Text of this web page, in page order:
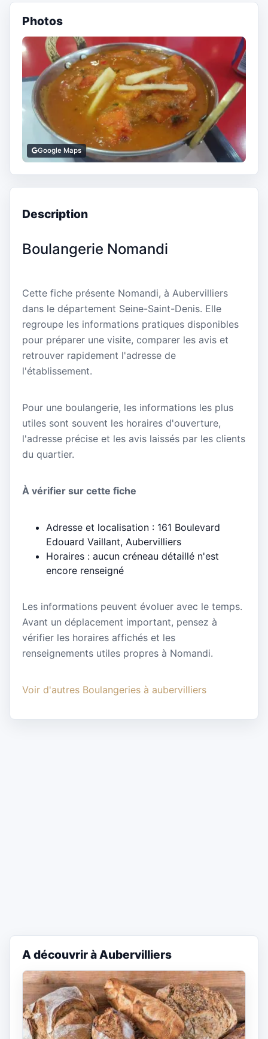
Photos
Google Maps
Description
Boulangerie Nomandi
Cette fiche présente Nomandi, à Aubervilliers
dans le département Seine-Saint-Denis. Elle
regroupe les informations pratiques disponibles
pour préparer une visite, comparer les avis et
retrouver rapidement l'adresse de
l'établissement.
Pour une boulangerie, les informations les plus
utiles sont souvent les horaires d'ouverture,
l'adresse précise et les avis laissés par les clients
du quartier.
À vérifier sur cette fiche
Adresse et localisation : 161 Boulevard
Edouard Vaillant, Aubervilliers
Horaires : aucun créneau détaillé n'est
encore renseigné
Les informations peuvent évoluer avec le temps.
Avant un déplacement important, pensez à
vérifier les horaires affichés et les
renseignements utiles propres à Nomandi.
Voir d'autres Boulangeries à aubervilliers
A découvrir à Aubervilliers